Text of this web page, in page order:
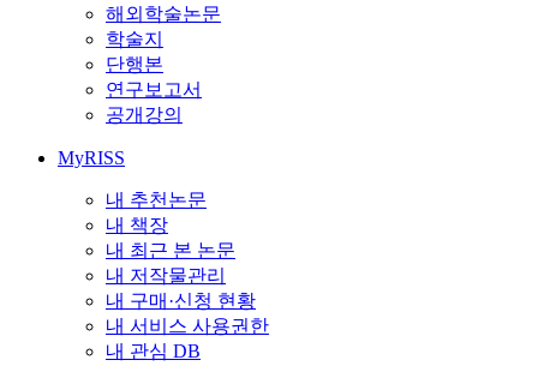
해외학술논문
학술지
단행본
연구보고서
공개강의
MyRISS
내 추천논문
내 책장
내 최근 본 논문
내 저작물관리
내 구매·신청 현황
내 서비스 사용권한
내 관심 DB